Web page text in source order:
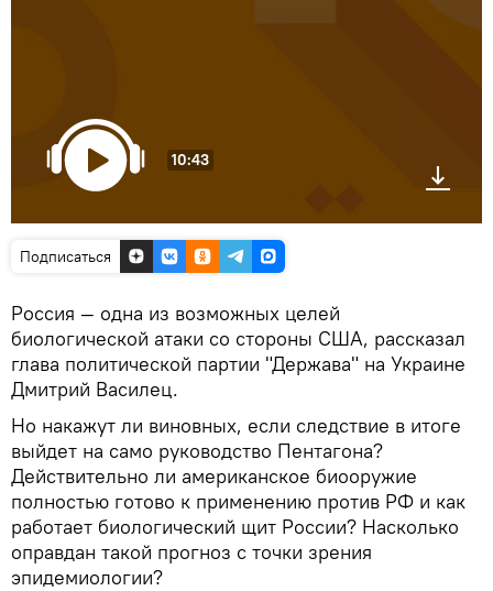
10:43
Подписаться
Россия — одна из возможных целей
биологической атаки со стороны США, рассказал
глава политической партии "Держава" на Украине
Дмитрий Василец.
Но накажут ли виновных, если следствие в итоге
выйдет на само руководство Пентагона?
Действительно ли американское биооружие
полностью готово к применению против РФ и как
работает биологический щит России? Насколько
оправдан такой прогноз с точки зрения
эпидемиологии?